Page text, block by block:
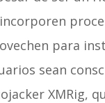
para
sean
XMRig,